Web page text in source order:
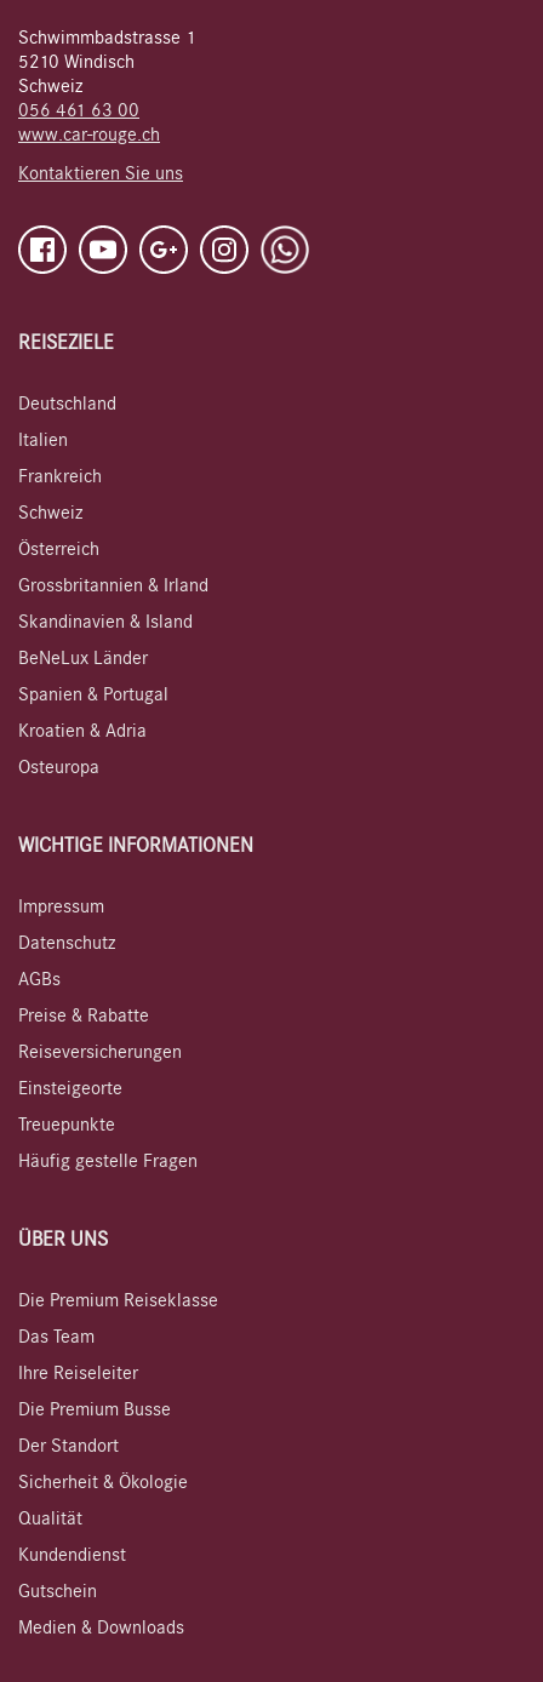
Schwimmbadstrasse 1
5210 Windisch
Schweiz
056 461 63 00
www.car-rouge.ch
Kontaktieren Sie uns
REISEZIELE
Deutschland
Italien
Frankreich
Schweiz
Österreich
Grossbritannien & Irland
Skandinavien & Island
BeNeLux Länder
Spanien & Portugal
Kroatien & Adria
Osteuropa
WICHTIGE INFORMATIONEN
Impressum
Datenschutz
AGBs
Preise & Rabatte
Reiseversicherungen
Einsteigeorte
Treuepunkte
Häufig gestelle Fragen
ÜBER UNS
Die Premium Reiseklasse
Das Team
Ihre Reiseleiter
Die Premium Busse
Der Standort
Sicherheit & Ökologie
Qualität
Kundendienst
Gutschein
Medien & Downloads